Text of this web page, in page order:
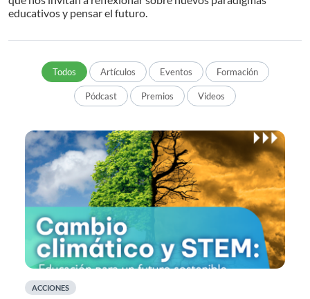
educativos y pensar el futuro.
Todos Artículos Eventos Formación
Pódcast Premios Videos
ACCIONES